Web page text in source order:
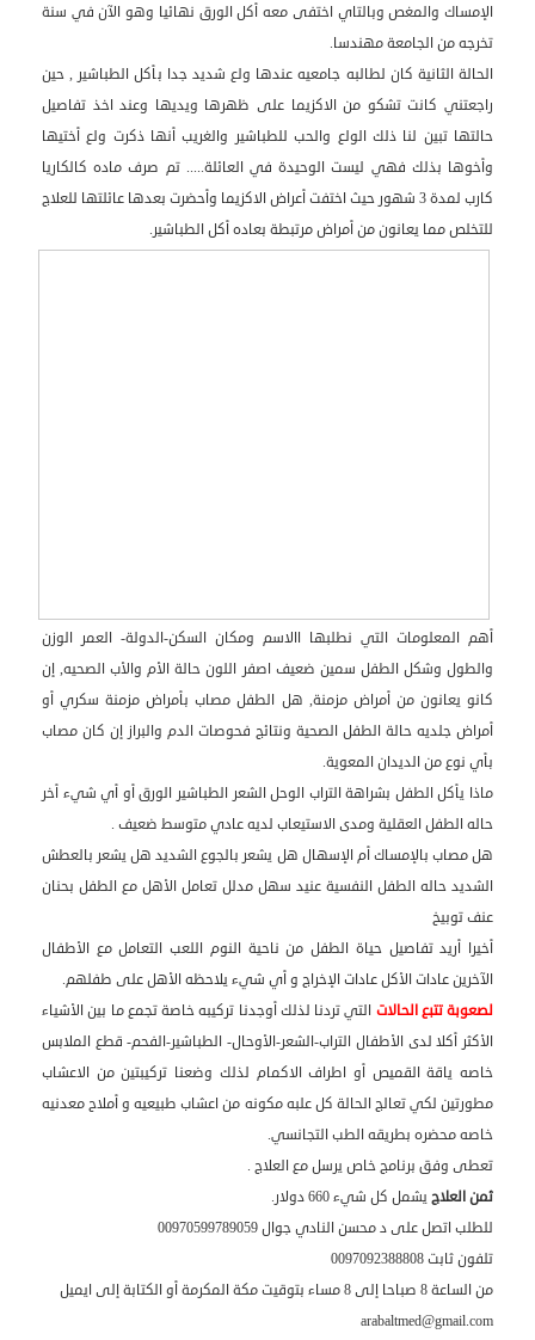
الإمساك والمغص وبالتاي اختفى معه أكل الورق نهائيا وهو الآن في سنة
تخرجه من الجامعة مهندسا.
الحالة الثانية كان لطالبه جامعيه عندها ولع شديد جدا بأكل الطباشير , حين
راجعتني كانت تشكو من الاكزيما على ظهرها ويديها وعند اخذ تفاصيل
حالتها تبين لنا ذلك الولع والحب للطباشير والغريب أنها ذكرت ولع أختيها
وأخوها بذلك فهي ليست الوحيدة في العائلة..... تم صرف ماده كالكاريا
كارب لمدة 3 شهور حيث اختفت أعراض الاكزيما وأحضرت بعدها عائلتها للعلاج
للتخلص مما يعانون من أمراض مرتبطة بعاده أكل الطباشير.
أهم المعلومات التي نطلبها االاسم ومكان السكن-الدولة- العمر الوزن
والطول وشكل الطفل سمين ضعيف اصفر اللون حالة الأم والأب الصحيه, إن
كانو يعانون من أمراض مزمنة, هل الطفل مصاب بأمراض مزمنة سكري أو
أمراض جلديه حالة الطفل الصحية ونتائج فحوصات الدم والبراز إن كان مصاب
بأي نوع من الديدان المعوية.
ماذا يأكل الطفل بشراهة التراب الوحل الشعر الطباشير الورق أو أي شيء أخر
حاله الطفل العقلية ومدى الاستيعاب لديه عادي متوسط ضعيف .
هل مصاب بالإمساك أم الإسهال هل يشعر بالجوع الشديد هل يشعر بالعطش
الشديد حاله الطفل النفسية عنيد سهل مدلل تعامل الأهل مع الطفل بحنان
عنف توبيخ
أخيرا أريد تفاصيل حياة الطفل من ناحية النوم اللعب التعامل مع الأطفال
الآخرين عادات الأكل عادات الإخراج و أي شيء يلاحظه الأهل على طفلهم.
لصعوبة تتبع الحالات التي تردنا لذلك أوجدنا تركيبه خاصة تجمع ما بين الأشياء
الأكثر أكلا لدى الأطفال التراب-الشعر-الأوحال- الطباشير-الفحم- قطع الملابس
خاصه ياقة القميص أو اطراف الاكمام لذلك وضعنا تركيبتين من الاعشاب
مطورتين لكي تعالج الحالة كل علبه مكونه من اعشاب طبيعيه و أملاح معدنيه
خاصه محضره بطريقه الطب التجانسي.
تعطى وفق برنامج خاص يرسل مع العلاج .
ثمن العلاج يشمل كل شيء 660 دولار.
للطلب اتصل على د محسن النادي جوال 00970599789059
تلفون ثابت 0097092388808
من الساعة 8 صباحا إلى 8 مساء بتوقيت مكة المكرمة أو الكتابة إلى ايميل
arabaltmed@gmail.com